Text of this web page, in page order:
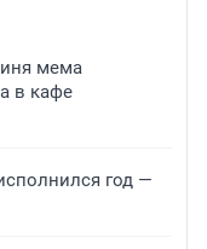
мема
в кафе
год —